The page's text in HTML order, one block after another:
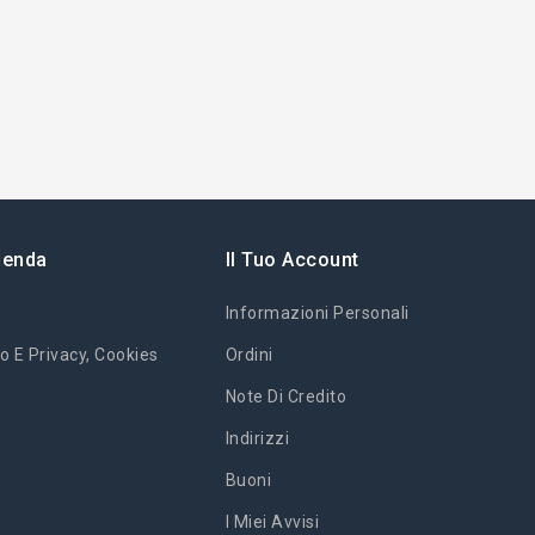
E Privacy, Cookies
Il Tuo Account
Informazioni Personali
Ordini
Note Di Credito
Indirizzi
Buoni
I Miei Avvisi